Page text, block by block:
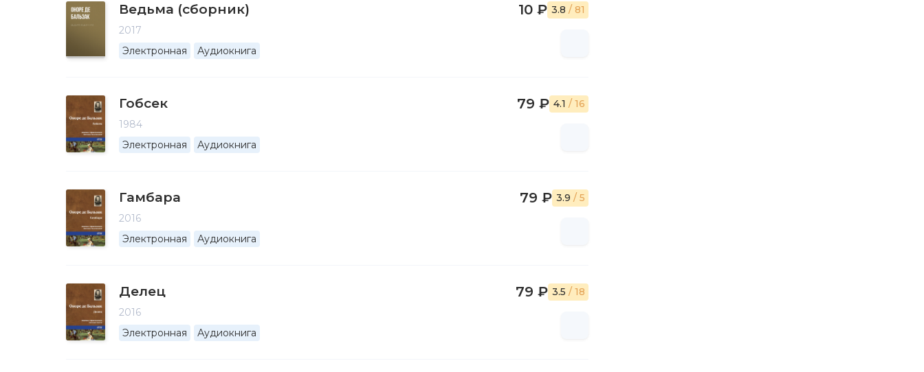
Ведьма (сборник)
2017
Электронная
Аудиокнига
10 ₽ 3.8 / 81
Гобсек
1984
Электронная
Аудиокнига
79 ₽ 4.1 / 16
Гамбара
2016
Электронная
Аудиокнига
79 ₽ 3.9 / 5
Делец
2016
Электронная
Аудиокнига
79 ₽ 3.5 / 18